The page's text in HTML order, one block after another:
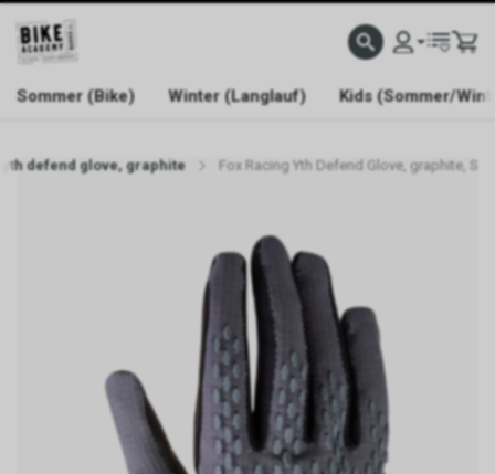
WELCOME TO BIKE ACADEMY
Sommer (Bike) Winter (Langlauf) Kids (Sommer/
yth defend glove, graphite Fox Racing Yth Defend Glove, graphite, S